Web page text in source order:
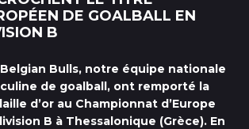
DE GOALBALL EN
B
Bulls, notre équipe nationale
de goalball, ont remporté la
d’or au Championnat d’Europe
B à Thessalonique (Grèce). En